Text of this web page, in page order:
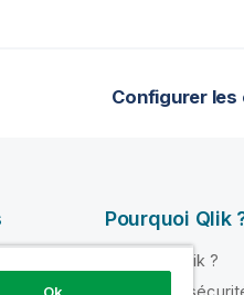
Configurer
Pourquoi Qlik
Pourquoi Qlik ?
Fiabilité et